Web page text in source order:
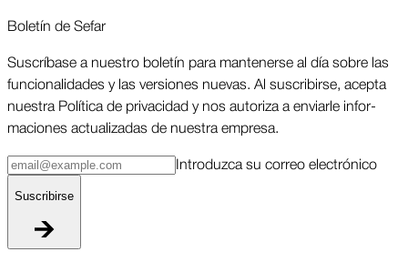
Boletín de Sefar
Sus­críbase a nuestro boletín para man­tenerse al día sobre las
funcio­nalidades y las ver­siones nuevas. Al suscri­birse, acepta
nuestra Política de priva­cidad y nos autoriza a enviarle infor­
maciones actua­lizadas de nuestra empresa.
Intro­duzca su correo elec­trónico
Suscri­birse